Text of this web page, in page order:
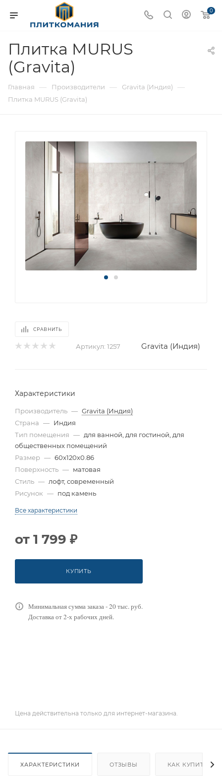
0
Плитка MURUS
(Gravita)
Главная — Производители — Gravita (Индия) —
Плитка MURUS (Gravita)
СРАВНИТЬ
Артикул: 1257 Gravita (Индия)
Характеристики
Производитель — Gravita (Индия)
Страна — Индия
Тип помещения — для ванной, для гостиной, для
общественных помещений
Размер — 60x120x0.86
Поверхность — матовая
Стиль — лофт, современный
Рисунок — под камень
Все характеристики
от 1 799 ₽
КУПИТЬ
Минимальная сумма заказа - 20 тыс. руб.
Доставка от 2-х рабочих дней.
Цена действительна только для интернет-магазина.
ХАРАКТЕРИСТИКИ ОТЗЫВЫ КАК КУПИТЬ